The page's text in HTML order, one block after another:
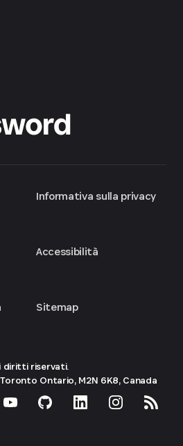
Informativa sulla privacy
Accessibilità
Sitemap
diritti riservati.
Toronto Ontario, M2N 6K8, Canada